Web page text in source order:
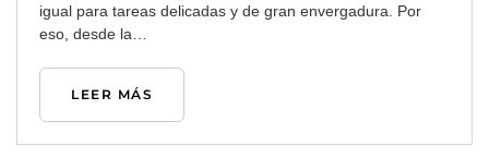
igual para tareas delicadas y de gran envergadura. Por
eso, desde la…
LEER MÁS